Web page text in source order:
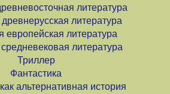
литература
литература
европейская литература
литература
Триллер
Фантастика
альтернативная история